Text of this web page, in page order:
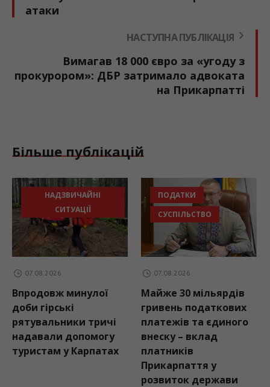
атаки
НАСТУПНА ПУБЛІКАЦІЯ
Вимагав 18 000 євро за «угоду з
прокурором»: ДБР затримало адвоката
на Прикарпатті
Більше публікацій
НАДЗВИЧАЙНІ
СИТУАЦІЇ
минулої
гірські
тричі
допомогу
у Карпатах
ПОДАТКИ
СУСПІЛЬСТВО
07.08.2026
Майже 30 мільярдів
гривень податкових
платежів та єдиного
внеску – вклад
платників
Прикарпаття у
розвиток держави